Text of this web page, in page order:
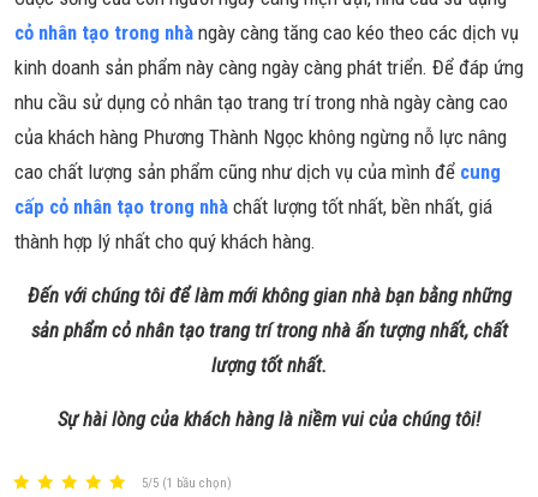
cỏ nhân tạo trong nhà ngày càng tăng cao kéo theo các dịch vụ
kinh doanh sản phẩm này càng ngày càng phát triển. Để đáp ứng
nhu cầu sử dụng cỏ nhân tạo trang trí trong nhà ngày càng cao
của khách hàng Phương Thành Ngọc không ngừng nỗ lực nâng
cao chất lượng sản phẩm cũng như dịch vụ của mình để cung
cấp cỏ nhân tạo trong nhà chất lượng tốt nhất, bền nhất, giá
thành hợp lý nhất cho quý khách hàng.
Đến với chúng tôi để làm mới không gian nhà bạn bằng những
sản phẩm cỏ nhân tạo trang trí trong nhà ấn tượng nhất, chất
lượng tốt nhất.
Sự hài lòng của khách hàng là niềm vui của chúng tôi!
5/5 (1 bầu chọn)